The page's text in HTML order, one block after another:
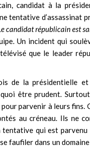
candidat à la
tentative d’assassinat
candidat républicain est
Un incident qui
que le leader
de la présidentielle
être prudent.
parvenir à leurs fins.
au créneau. Ils ne
tentative qui est
faufiler dans un